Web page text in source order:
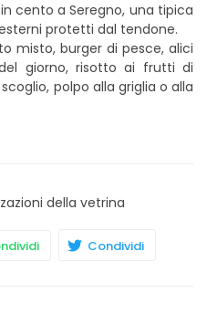
cento a Seregno, una tipica
protetti dal tendone.
misto, burger di pesce, alici
giorno, risotto ai frutti di
polpo alla griglia o alla
della vetrina
Condividi